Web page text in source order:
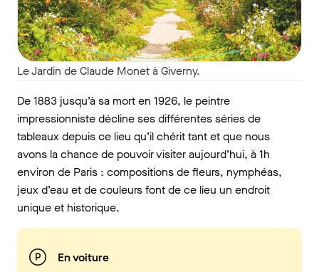
Le Jardin de Claude Monet à Giverny.
De 1883 jusqu’à sa mort en 1926, le peintre
impressionniste décline ses différentes séries de
tableaux depuis ce lieu qu’il chérit tant et que nous
avons la chance de pouvoir visiter aujourd’hui, à 1h
environ de Paris : compositions de fleurs, nymphéas,
jeux d’eau et de couleurs font de ce lieu un endroit
unique et historique.
En voiture